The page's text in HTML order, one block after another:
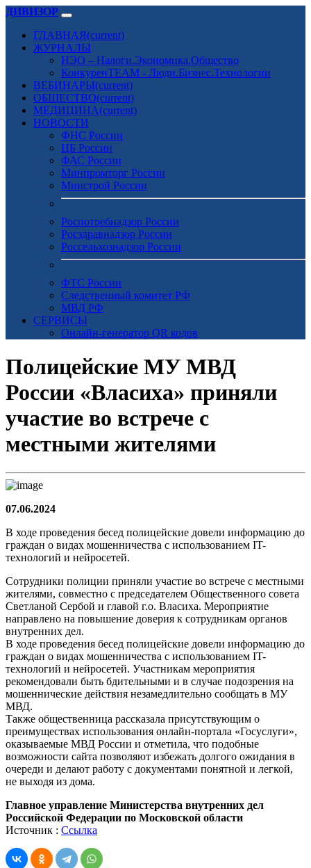
ДИВИЗОР
ГЛАВНАЯ(current)
ЖУРНАЛЫ
НЭО – Налоги.Экономика.Общество
КонкуренTEAM - Люди.Бизнес.Технологии
ВЕБИНАРЫ(current)
ОБЩЕСТВО(current)
МЕДИЦИНА(current)
НОВОСТИ
ФНС России
ЦБ России
ФАС России
Минпромторг России
Минстрой России
Роспотребнадзор России
Росздравнадзор России
Россельхознадзор России
ФТС России
Следственный комитет РФ
МВД РФ
СЕРВИСЫ
Онлайн-генератор QR кодов
Полицейские МУ МВД
России «Власиха» приняли
участие во встрече с
местными жителями
07.06.2024
В ходе проведения бесед полицейские довели информацию до
граждан о видах мошенничества с использованием IT-
технологий и нейросетей.
Сотрудники полиции приняли участие во встрече с местными
жителями, совместно с председателем Общественного совета
Светланой Сербой и главой г.о. Власиха. Мероприятие
направлено на повышение доверия к сотрудникам органов
внутренних дел.
В ходе проведения бесед полицейские довели информацию до
граждан о видах мошенничества с использованием IT-
технологий и нейросетей. Участникам мероприятия
рекомендовали быть бдительными и в случае подозрения на
мошеннические действия незамедлительно сообщать в МУ
МВД.
Также общественница рассказала присутствующим о
преимуществах использования онлайн-портала «Госуслуги»,
оказываемые МВД России и отметила, что подобные
возможности сайта позволяют избежать долгого ожидания в
очереди и делают работу с документами понятной и легкой,
не выходя из дома.
Главное управление Министерства внутренних дел
Российской Федерации по Московской области
Источник : Ссылка